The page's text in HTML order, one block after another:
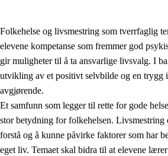
2. Prinsipper for læring, utvikling
Folkehelse og livsmestring som tverrfaglig
elevene kompetanse som fremmer god
gir muligheter til å ta ansvarlige livsvalg. I
utvikling av et positivt selvbilde og en trygg
avgjørende.
Et samfunn som legger til rette for gode
stor betydning for folkehelsen. Livsmestring
forstå og å kunne påvirke faktorer som har
eget liv. Temaet skal bidra til at elevene